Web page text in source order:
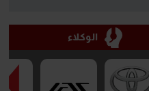
الوكلاء